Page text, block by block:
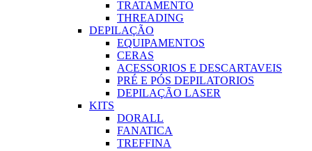
TRATAMENTO
THREADING
DEPILAÇÃO
EQUIPAMENTOS
CERAS
ACESSORIOS E DESCARTAVEIS
PRÉ E PÓS DEPILATORIOS
DEPILAÇÃO LASER
KITS
DORALL
FANATICA
TREFFINA